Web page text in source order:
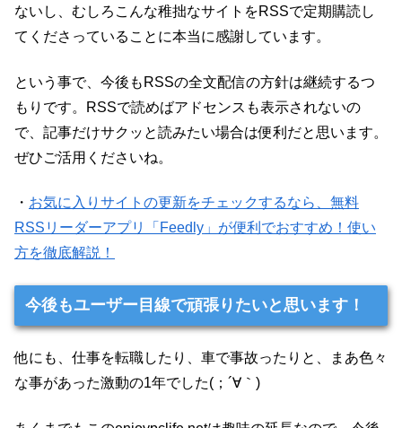
ないし、むしろこんな稚拙なサイトをRSSで定期購読し
てくださっていることに本当に感謝しています。
という事で、今後もRSSの全文配信の方針は継続するつ
もりです。RSSで読めばアドセンスも表示されないの
で、記事だけサクッと読みたい場合は便利だと思います。
ぜひご活用くださいね。
・ お気に入りサイトの更新をチェックするなら、無料
RSSリーダーアプリ「Feedly」が便利でおすすめ！使い
方を徹底解説！
今後もユーザー目線で頑張りたいと思います！
他にも、仕事を転職したり、車で事故ったりと、まあ色々
な事があった激動の1年でした(；´∀｀)